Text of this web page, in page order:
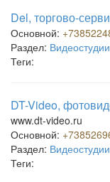
Del, торгово-
Основной:
Раздел: Видеостудии
Теги:
DT-Video,
www.dt-video.ru
Основной:
Раздел: Видеостудии
Теги: